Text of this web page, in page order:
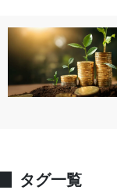
タグ一覧